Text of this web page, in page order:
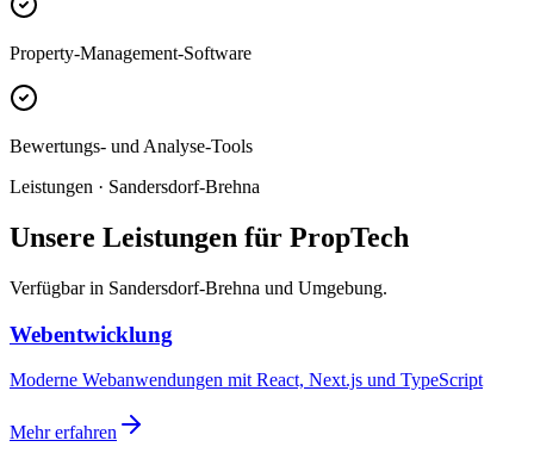
Property-Management-Software
Bewertungs- und Analyse-Tools
Leistungen · Sandersdorf-Brehna
Unsere Leistungen für PropTech
Verfügbar in Sandersdorf-Brehna und Umgebung.
Webentwicklung
Moderne Webanwendungen mit React, Next.js und TypeScript
Mehr erfahren